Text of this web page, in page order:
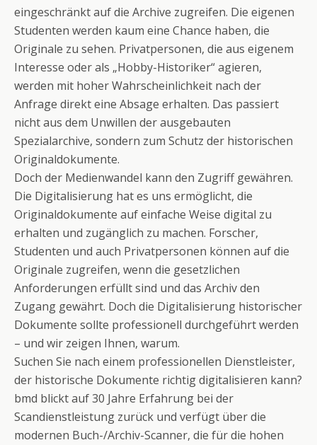
eingeschränkt auf die Archive zugreifen. Die eigenen
Studenten werden kaum eine Chance haben, die
Originale zu sehen. Privatpersonen, die aus eigenem
Interesse oder als „Hobby-Historiker“ agieren,
werden mit hoher Wahrscheinlichkeit nach der
Anfrage direkt eine Absage erhalten. Das passiert
nicht aus dem Unwillen der ausgebauten
Spezialarchive, sondern zum Schutz der historischen
Originaldokumente.
Doch der Medienwandel kann den Zugriff gewähren.
Die Digitalisierung hat es uns ermöglicht, die
Originaldokumente auf einfache Weise digital zu
erhalten und zugänglich zu machen. Forscher,
Studenten und auch Privatpersonen können auf die
Originale zugreifen, wenn die gesetzlichen
Anforderungen erfüllt sind und das Archiv den
Zugang gewährt. Doch die Digitalisierung historischer
Dokumente sollte professionell durchgeführt werden
– und wir zeigen Ihnen, warum.
Suchen Sie nach einem professionellen Dienstleister,
der historische Dokumente richtig digitalisieren kann?
bmd blickt auf 30 Jahre Erfahrung bei der
Scandienstleistung zurück und verfügt über die
modernen Buch-/Archiv-Scanner, die für die hohen